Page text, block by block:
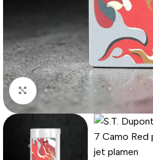
Click to enlarge